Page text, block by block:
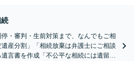
停・審判・生前対策まで、なんでもご相
産分割」「相続放棄は弁護士にご相談
言書を作成「不公平な相続には遺留分